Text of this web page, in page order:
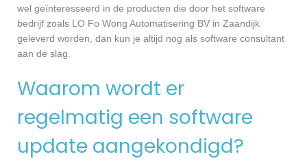
wel geïnteresseerd in de producten die door het software
bedrijf zoals LO Fo Wong Automatisering BV in Zaandijk
geleverd worden, dan kun je altijd nog als software consultant
aan de slag.
Waarom wordt er
regelmatig een software
update aangekondigd?